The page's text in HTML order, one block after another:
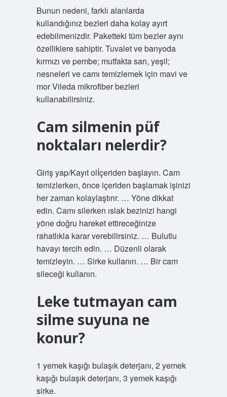
Bunun nedeni, farklı alanlarda
kullandığınız bezleri daha kolay ayırt
edebilmenizdir. Paketteki tüm bezler aynı
özelliklere sahiptir. Tuvalet ve banyoda
kırmızı ve pembe; mutfakta sarı, yeşil;
nesneleri ve camı temizlemek için mavi ve
mor Vileda mikrofiber bezleri
kullanabilirsiniz.
Cam silmenin püf
noktaları nelerdir?
Giriş yap/Kayıt olİçeriden başlayın. Cam
temizlerken, önce içeriden başlamak işinizi
her zaman kolaylaştırır. … Yöne dikkat
edin. Camı silerken ıslak bezinizi hangi
yöne doğru hareket ettireceğinize
rahatlıkla karar verebilirsiniz. … Bulutlu
havayı tercih edin. … Düzenli olarak
temizleyin. … Sirke kullanın. … Bir cam
sileceği kullanın.
Leke tutmayan cam
silme suyuna ne
konur?
1 yemek kaşığı bulaşık deterjanı, 2 yemek
kaşığı bulaşık deterjanı, 3 yemek kaşığı
sirke.